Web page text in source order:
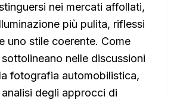
nei mercati affollati,
più pulita, riflessi
uno stile coerente. Come
nelle discussioni
fotografia automobilistica,
degli approcci di